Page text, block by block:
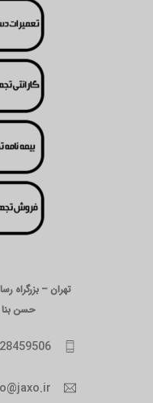
تهران – بزرگراه
حسن بنا